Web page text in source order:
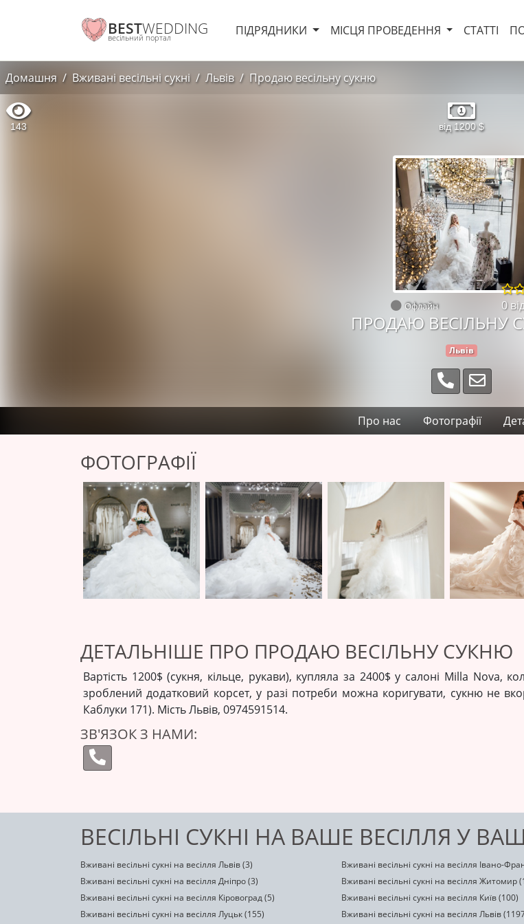
BESTWEDDING
весільний портал ПІДРЯДНИКИ МІСЦЯ ПРОВЕДЕННЯ СТАТТІ
Домашня Вживані весільні сукні Львів Продаю весільну сукню
143 від 1200 $
Офлайн 0
ПРОДАЮ ВЕСІЛЬНУ
Львів
Про нас Фотографії
ФОТОГРАФІЇ
ДЕТАЛЬНІШЕ ПРО ПРОДАЮ ВЕСІЛЬНУ СУКНЮ
Вартість 1200$ (сукня, кільце, рукави), купляла за 2400$ у салоні Milla Nova,
зроблений додатковий корсет, у разі потреби можна коригувати, сукню не
Каблуки 171). Мість Львів, 0974591514.
ЗВ'ЯЗОК З НАМИ:
ВЕСІЛЬНІ СУКНІ НА ВАШЕ ВЕСІЛЛЯ У
Вживані весільні сукні на весілля Львів (3) Вживані весільні сукні на весілля Івано-
Вживані весільні сукні на весілля Дніпро (3)
Вживані весільні сукні на весілля Житомир
Вживані весільні сукні на весілля Кіровоград (5)
Вживані весільні сукні на весілля Київ (100)
Вживані весільні сукні на весілля Луцьк (155)
Вживані весільні сукні на весілля Львів